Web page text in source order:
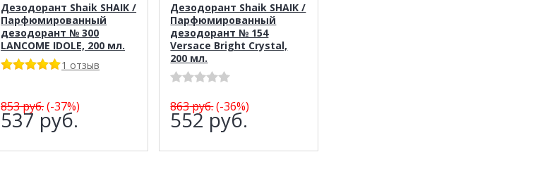
Дезодорант Shaik SHAIK /
Парфюмированный
дезодорант № 300
LANCOME IDOLE, 200 мл.
1 отзыв
853руб.(-37%)
537 руб.
Дезодорант Shaik SHAIK /
Парфюмированный
дезодорант № 154
Versace Bright Crystal,
200 мл.
863руб.(-36%)
552 руб.